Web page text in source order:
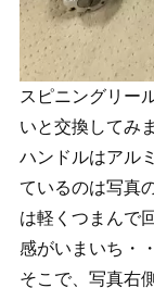
スピニングリー
いと交換してみ
ハンドルはアル
ているのは写真
は軽くつまんで
感がいまいち・
そこで、写真右